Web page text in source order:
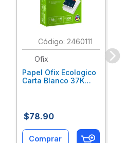
: 2460111
Ofix
Papel Ofix Ecologico
Carta Blanco 37K
$78.90
Comprar